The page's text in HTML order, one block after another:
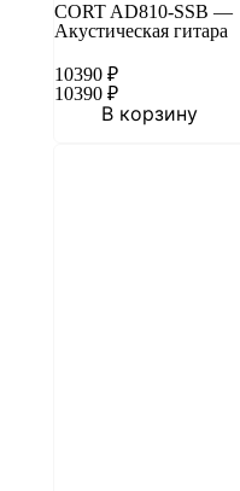
CORT AD810-SSB —
Акустическая гитара
10390 ₽
10390 ₽
В корзину